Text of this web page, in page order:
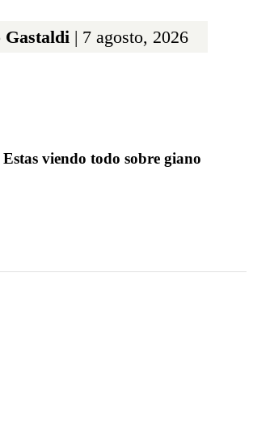
Gastaldi | 7 agosto, 2026
Estas viendo todo sobre giano